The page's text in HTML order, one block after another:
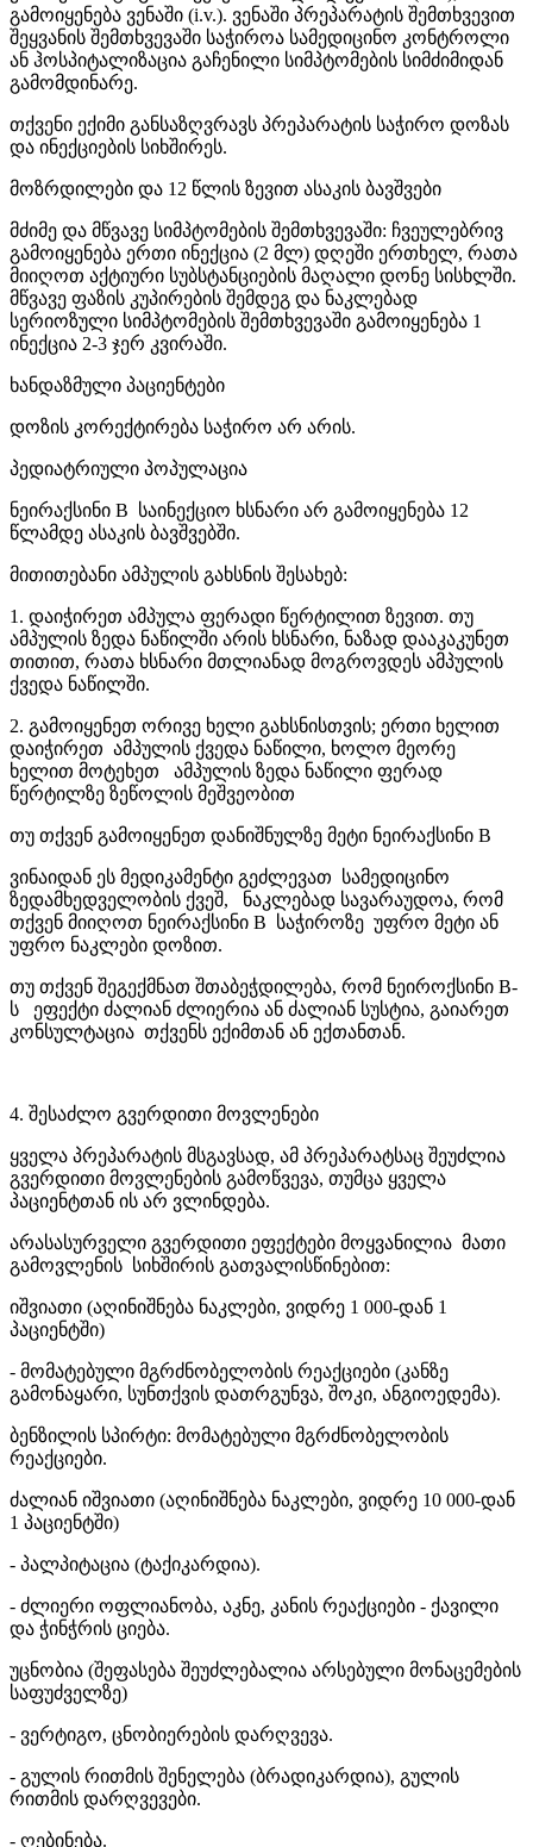
გამოიყენება ვენაში (i.v.). ვენაში პრეპარატის შემთხვევით
შეყვანის შემთხვევაში საჭიროა სამედიცინო კონტროლი
ან ჰოსპიტალიზაცია გაჩენილი სიმპტომების სიმძიმიდან
გამომდინარე.
თქვენი ექიმი განსაზღვრავს პრეპარატის საჭირო დოზას
და ინექციების სიხშირეს.
მოზრდილები და 12 წლის ზევით ასაკის ბავშვები
მძიმე და მწვავე სიმპტომების შემთხვევაში: ჩვეულებრივ
გამოიყენება ერთი ინექცია (2 მლ) დღეში ერთხელ, რათა
მიიღოთ აქტიური სუბსტანციების მაღალი დონე სისხლში.
მწვავე ფაზის კუპირების შემდეგ და ნაკლებად
სერიოზული სიმპტომების შემთხვევაში გამოიყენება 1
ინექცია 2-3 ჯერ კვირაში.
ხანდაზმული პაციენტები
დოზის კორექტირება საჭირო არ არის.
პედიატრიული პოპულაცია
ნეირაქსინი B საინექციო ხსნარი არ გამოიყენება 12
წლამდე ასაკის ბავშვებში.
მითითებანი ამპულის გახსნის შესახებ:
1. დაიჭირეთ ამპულა ფერადი წერტილით ზევით. თუ
ამპულის ზედა ნაწილში არის ხსნარი, ნაზად დააკაკუნეთ
თითით, რათა ხსნარი მთლიანად მოგროვდეს ამპულის
ქვედა ნაწილში.
2. გამოიყენეთ ორივე ხელი გახსნისთვის; ერთი ხელით
დაიჭირეთ ამპულის ქვედა ნაწილი, ხოლო მეორე
ხელით მოტეხეთ ამპულის ზედა ნაწილი ფერად
წერტილზე ზეწოლის მეშვეობით
თუ თქვენ გამოიყენეთ დანიშნულზე მეტი ნეირაქსინი B
ვინაიდან ეს მედიკამენტი გეძლევათ სამედიცინო
ზედამხედველობის ქვეშ, ნაკლებად სავარაუდოა, რომ
თქვენ მიიღოთ ნეირაქსინი B საჭიროზე უფრო მეტი ან
უფრო ნაკლები დოზით.
თუ თქვენ შეგექმნათ შთაბეჭდილება, რომ ნეიროქსინი B-
ს ეფექტი ძალიან ძლიერია ან ძალიან სუსტია, გაიარეთ
კონსულტაცია თქვენს ექიმთან ან ექთანთან.
4. შესაძლო გვერდითი მოვლენები
ყველა პრეპარატის მსგავსად, ამ პრეპარატსაც შეუძლია
გვერდითი მოვლენების გამოწვევა, თუმცა ყველა
პაციენტთან ის არ ვლინდება.
არასასურველი გვერდითი ეფექტები მოყვანილია მათი
გამოვლენის სიხშირის გათვალისწინებით:
იშვიათი (აღინიშნება ნაკლები, ვიდრე 1 000-დან 1
პაციენტში)
- მომატებული მგრძნობელობის რეაქციები (კანზე
გამონაყარი, სუნთქვის დათრგუნვა, შოკი, ანგიოედემა).
ბენზილის სპირტი: მომატებული მგრძნობელობის
რეაქციები.
ძალიან იშვიათი (აღინიშნება ნაკლები, ვიდრე 10 000-დან
1 პაციენტში)
- პალპიტაცია (ტაქიკარდია).
- ძლიერი ოფლიანობა, აკნე, კანის რეაქციები - ქავილი
და ჭინჭრის ციება.
უცნობია (შეფასება შეუძლებალია არსებული მონაცემების
საფუძველზე)
- ვერტიგო, ცნობიერების დარღვევა.
- გულის რითმის შენელება (ბრადიკარდია), გულის
რითმის დარღვევები.
- ღებინება.